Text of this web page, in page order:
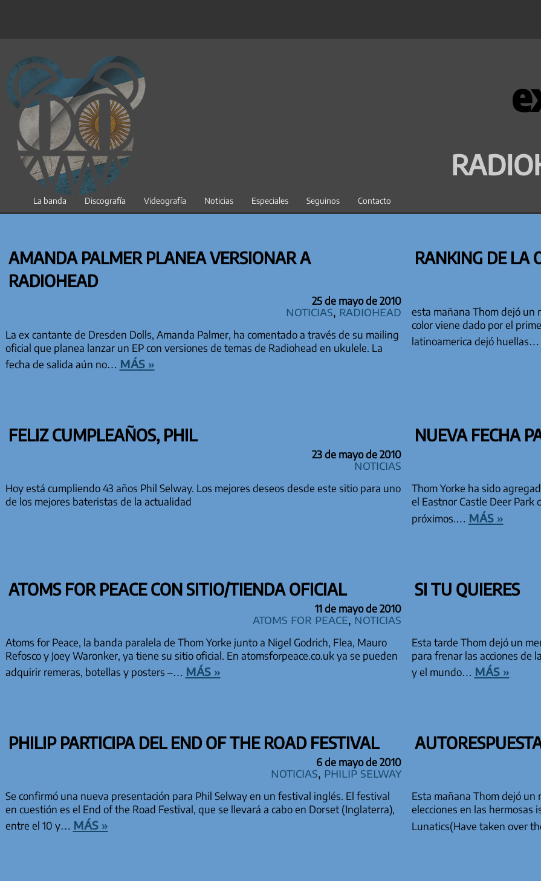
contenido
La banda Discografía Videografía Noticias Especiales Seguinos Contacto
AMANDA PALMER PLANEA VERSIONAR A
RADIOHEAD
25 de mayo de 2010
Noticias Radiohead
La ex cantante de Dresden Dolls, Amanda Palmer, ha comentado a través de su mailing
oficial que planea lanzar un EP con versiones de temas de Radiohead en ukulele. La
fecha de salida aún no… más »
RANKING DE LA
esta mañana Thom dejó un
color viene dado por el
latinoamerica dejó huellas…
FELIZ CUMPLEAÑOS, PHIL
23 de mayo de 2010
Noticias
Hoy está cumpliendo 43 años Phil Selway. Los mejores deseos desde este sitio para uno
de los mejores bateristas de la actualidad
NUEVA FECHA
Thom Yorke ha sido
el Eastnor Castle Deer
próximos.… más »
ATOMS FOR PEACE CON SITIO/TIENDA OFICIAL
11 de mayo de 2010
Atoms for Peace ,Noticias
Atoms for Peace, la banda paralela de Thom Yorke junto a Nigel Godrich, Flea, Mauro
Refosco y Joey Waronker, ya tiene su sitio oficial. En atomsforpeace.co.uk ya se pueden
adquirir remeras, botellas y posters –… más »
SI TU QUIERES
Esta tarde Thom dejó un
para frenar las acciones de
y el mundo… más »
PHILIP PARTICIPA DEL END OF THE ROAD FESTIVAL
6 de mayo de 2010
Noticias Philip Selway
Se confirmó una nueva presentación para Phil Selway en un festival inglés. El festival
en cuestión es el End of the Road Festival, que se llevará a cabo en Dorset (Inglaterra),
entre el 10 y… más »
Esta mañana Thom dejó un
elecciones en las hermosas
Lunatics(Have taken over